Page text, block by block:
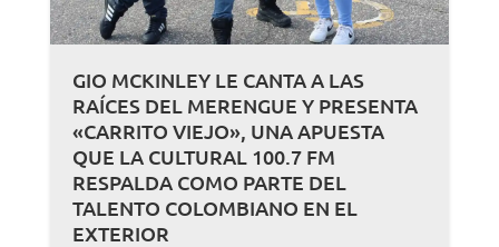
GIO MCKINLEY LE CANTA A LAS
RAÍCES DEL MERENGUE Y PRESENTA
«CARRITO VIEJO», UNA APUESTA
QUE LA CULTURAL 100.7 FM
RESPALDA COMO PARTE DEL
TALENTO COLOMBIANO EN EL
EXTERIOR